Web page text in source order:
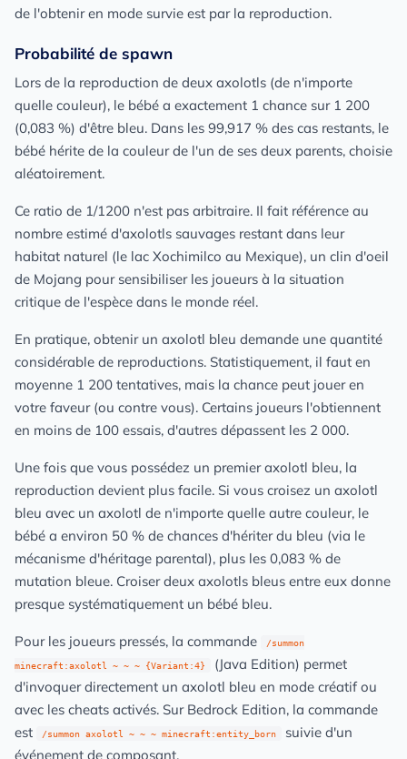
de l'obtenir en mode survie est par la reproduction.
Probabilité de spawn
Lors de la reproduction de deux axolotls (de n'importe
quelle couleur), le bébé a exactement 1 chance sur 1 200
(0,083 %) d'être bleu. Dans les 99,917 % des cas restants, le
bébé hérite de la couleur de l'un de ses deux parents, choisie
aléatoirement.
Ce ratio de 1/1200 n'est pas arbitraire. Il fait référence au
nombre estimé d'axolotls sauvages restant dans leur
habitat naturel (le lac Xochimilco au Mexique), un clin d'oeil
de Mojang pour sensibiliser les joueurs à la situation
critique de l'espèce dans le monde réel.
En pratique, obtenir un axolotl bleu demande une quantité
considérable de reproductions. Statistiquement, il faut en
moyenne 1 200 tentatives, mais la chance peut jouer en
votre faveur (ou contre vous). Certains joueurs l'obtiennent
en moins de 100 essais, d'autres dépassent les 2 000.
Une fois que vous possédez un premier axolotl bleu, la
reproduction devient plus facile. Si vous croisez un axolotl
bleu avec un axolotl de n'importe quelle autre couleur, le
bébé a environ 50 % de chances d'hériter du bleu (via le
mécanisme d'héritage parental), plus les 0,083 % de
mutation bleue. Croiser deux axolotls bleus entre eux donne
presque systématiquement un bébé bleu.
Pour les joueurs pressés, la commande /summon
minecraft:axolotl ~ ~ ~ {Variant:4}
(Java Edition) permet
d'invoquer directement un axolotl bleu en mode créatif ou
avec les cheats activés. Sur Bedrock Edition, la commande
est
/summon axolotl ~ ~ ~ minecraft:entity_born
suivie d'un
événement de composant.